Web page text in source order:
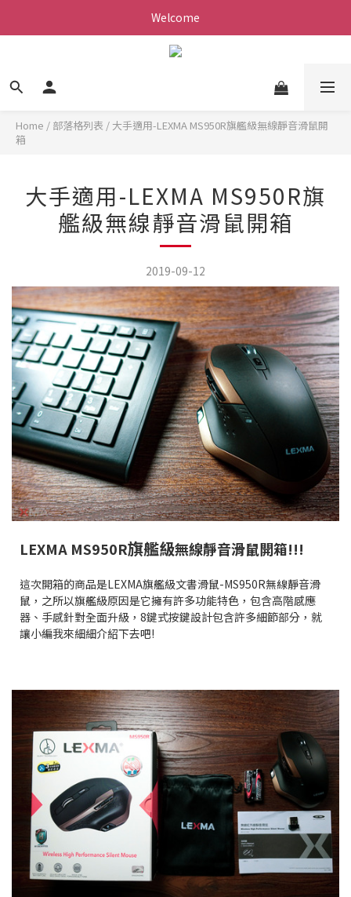
Welcome
Home / 部落格列表 / 大手適用-LEXMA MS950R旗艦級無線靜音滑鼠開
箱
大手適用-LEXMA MS950R旗
艦級無線靜音滑鼠開箱
2019-09-12
LEXMA MS950R旗艦級無線靜音滑鼠開箱!!!
這次開箱的商品是LEXMA旗艦級文書滑鼠-MS950R無線靜音滑
鼠，之所以旗艦級原因是它擁有許多功能特色，包含高階感應
器、手感針對全面升級，8鍵式按鍵設計包含許多細節部分，就
讓小編我來細細介紹下去吧!